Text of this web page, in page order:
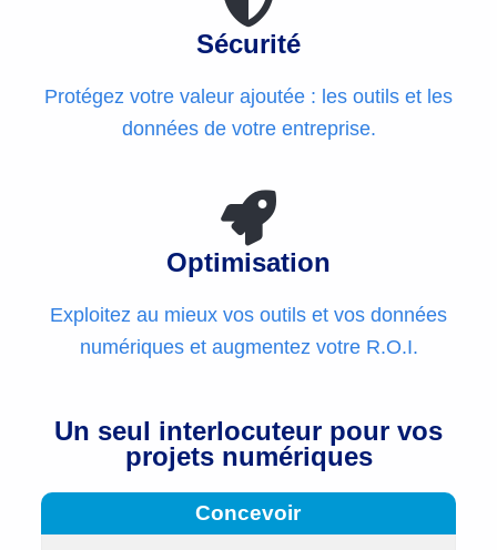
Sécurité
Protégez votre valeur ajoutée : les outils et les
données de votre entreprise.
Optimisation
Exploitez au mieux vos outils et vos données
numériques et augmentez votre R.O.I.
Un seul interlocuteur pour vos
projets numériques
Concevoir